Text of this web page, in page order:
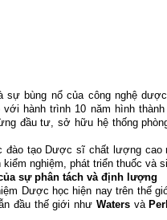
bùng nổ của công nghệ
hành trình 10 năm hình
đầu tư, sở hữu hệ thống
đào tạo Dược sĩ chất lượng
nghiệm, phát triển thuốc và
sự phân tách và định lượng
Dược học hiện nay trên thế
đầu thế giới như Watersvà